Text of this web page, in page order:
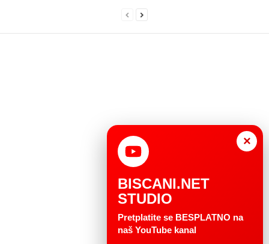
×
BISCANI.NET
STUDIO
Pretplatite se BESPLATNO na
naš YouTube kanal